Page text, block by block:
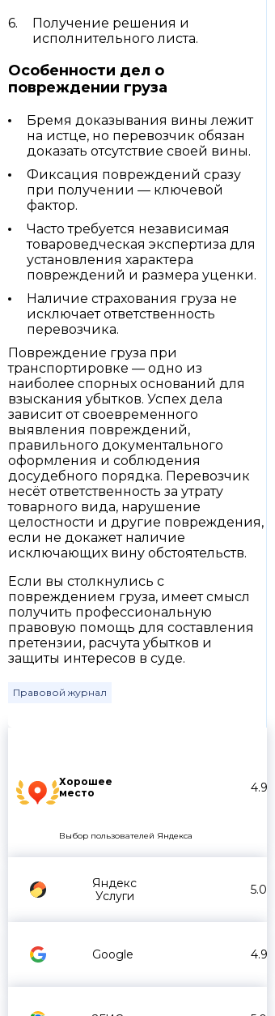
Хорошее
место
4.9
Выбор пользователей Яндекса
Яндекс
Услуги
5.0
Google 4.9
Получение решения и
исполнительного листа.
Особенности дел о
повреждении груза
Бремя доказывания вины лежит
на истце, но перевозчик обязан
доказать отсутствие своей вины.
Фиксация повреждений сразу
при получении — ключевой
фактор.
Часто требуется независимая
товароведческая экспертиза для
установления характера
повреждений и размера уценки.
Наличие страхования груза не
исключает ответственность
перевозчика.
Повреждение груза при
транспортировке — одно из
наиболее спорных оснований для
взыскания убытков. Успех дела
зависит от своевременного
выявления повреждений,
правильного документального
оформления и соблюдения
досудебного порядка. Перевозчик
несёт ответственность за утрату
товарного вида, нарушение
целостности и другие повреждения,
если не докажет наличие
исключающих вину обстоятельств.
Если вы столкнулись с
повреждением груза, имеет смысл
получить профессиональную
правовую помощь для составления
претензии, расчута убытков и
защиты интересов в суде.
Правовой журнал